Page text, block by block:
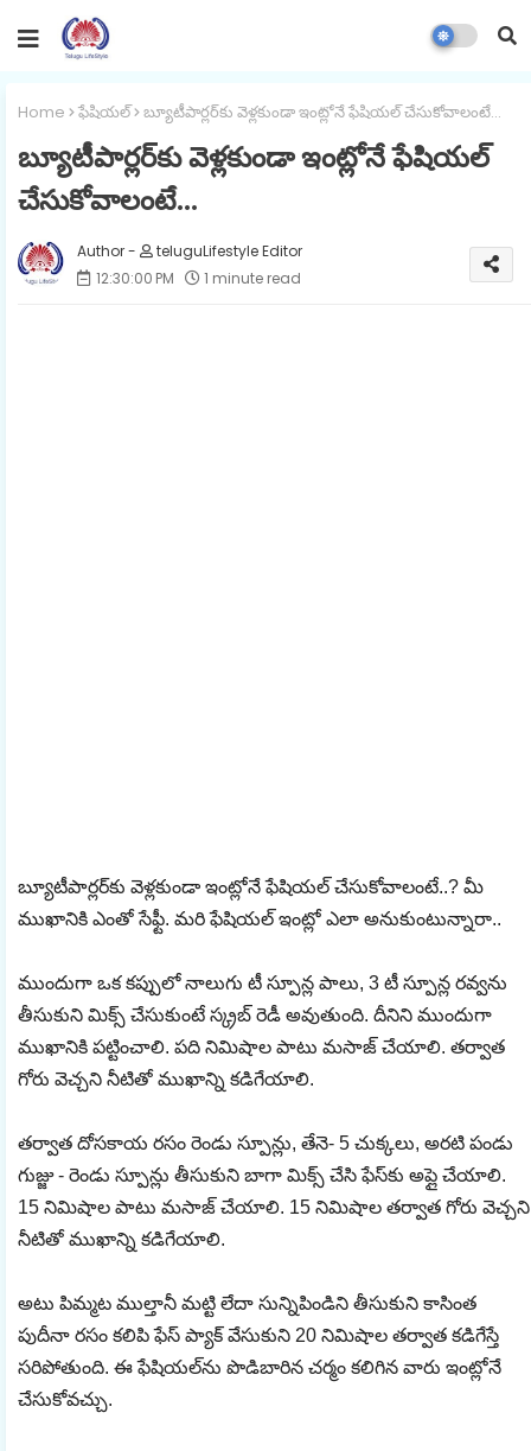
Home ఫేషియల్ బ్యూటీపార్లర్‌కు వెళ్లకుండా ఇంట్లోనే ఫేషియల్ చేసుకోవాలంటే...
బ్యూటీపార్లర్‌కు వెళ్లకుండా ఇంట్లోనే ఫేషియల్
చేసుకోవాలంటే...
teluguLifestyle Editor
12:30:00 PM
1 minute read
బ్యూటీపార్లర్‌కు వెళ్లకుండా ఇంట్లోనే ఫేషియల్ చేసుకోవాలంటే..? మీ
ముఖానికి ఎంతో సేఫ్టీ. మరి ఫేషియల్ ఇంట్లో ఎలా అనుకుంటున్నారా..
ముందుగా ఒక కప్పులో నాలుగు టీ స్పూన్ల పాలు, 3 టీ స్పూన్ల రవ్వను
తీసుకుని మిక్స్ చేసుకుంటే స్క్రబ్ రెడీ అవుతుంది. దీనిని ముందుగా
ముఖానికి పట్టించాలి. పది నిమిషాల పాటు మసాజ్ చేయాలి. తర్వాత
గోరు వెచ్చని నీటితో ముఖాన్ని కడిగేయాలి.
తర్వాత దోసకాయ రసం రెండు స్పూన్లు, తేనె- 5 చుక్కలు, అరటి పండు
గుజ్జు - రెండు స్పూన్లు తీసుకుని బాగా మిక్స్ చేసి ఫేస్‌కు అప్లై చేయాలి.
15 నిమిషాల పాటు మసాజ్ చేయాలి. 15 నిమిషాల తర్వాత గోరు వెచ్చని
నీటితో ముఖాన్ని కడిగేయాలి.
అటు పిమ్మట ముల్తానీ మట్టి లేదా సున్నిపిండిని తీసుకుని కాసింత
పుదీనా రసం కలిపి ఫేస్ ప్యాక్ వేసుకుని 20 నిమిషాల తర్వాత కడిగేస్తే
సరిపోతుంది. ఈ ఫేషియల్‌ను పొడిబారిన చర్మం కలిగిన వారు ఇంట్లోనే
చేసుకోవచ్చు.